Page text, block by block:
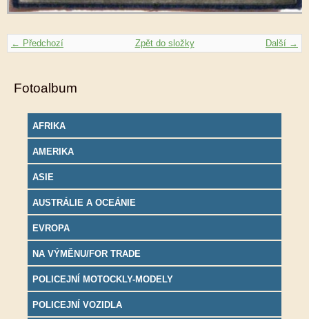
← Předchozí Další →
Zpět do složky
Fotoalbum
AFRIKA
AMERIKA
ASIE
AUSTRÁLIE A OCEÁNIE
EVROPA
NA VÝMĚNU/FOR TRADE
POLICEJNÍ MOTOCKLY-MODELY
POLICEJNÍ VOZIDLA